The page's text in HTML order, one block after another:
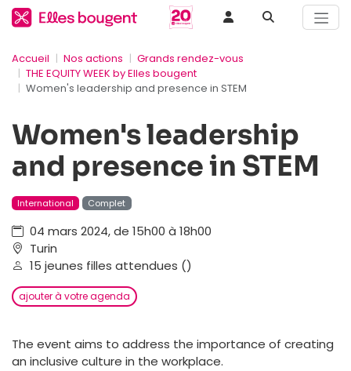
Accueil Nos actions
Grands rendez-vous
THE EQUITY WEEK by Elles bougent
Women's leadership and presence in STEM
Women's leadership
and presence in STEM
International Complet
04 mars 2024, de 15h00 à 18h00
Turin
15 jeunes filles attendues ()
ajouter à votre agenda
The event aims to address the importance of creating
an inclusive culture in the workplace.